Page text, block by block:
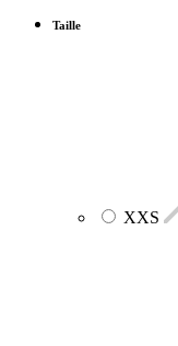
Taille
XXS